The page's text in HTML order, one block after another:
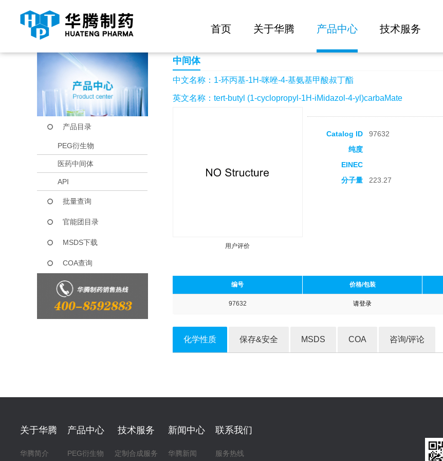
首页 关于华腾 产品中心 技术服务
当前位置： 首页 产品中心 1-环丙基-1H-咪唑-4-基氨基甲酸叔丁酯
产品目录
PEG衍生物
医药中间体
API
批量查询
官能团目录
MSDS下载
COA查询
中间体
中文名称：1-环丙基-1H-咪唑-4-基氨基甲酸叔丁酯
英文名称：tert-butyl (1-cyclopropyl-1H-iMidazol-4-yl)carbaMate
用户评价
Catalog ID 97632
纯度
EINEC
分子量 223.27
编号 价格/包装
97632 请登录
化学性质 保存&安全 MSDS COA 咨询/评论
关于华腾
华腾简介
产品中心
PEG衍生物
技术服务
定制合成服务
新闻中心
华腾新闻
联系我们
服务热线